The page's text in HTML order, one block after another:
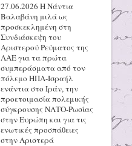
27.06.2026 H Νάντια
Βαλαβάνη μιλά ως
προσκεκλημένη στη
Συνδιάσκεψη του
Αριστερού Ρεύματος της
ΛΑΕ για τα πρώτα
συμπεράσματα από τον
πόλεμο ΗΠΑ-Ισραήλ
ενάντια στο Ιράν, την
προετοιμασία πολεμικής
σύγκρουσης ΝΑΤΟ-Ρωσίας
στην Ευρώπη και για τις
ενωτικές προσπάθειες
στην Αριστερά